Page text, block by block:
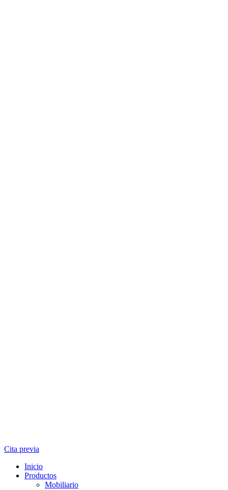
Cita previa
Inicio
Productos
Mobiliario